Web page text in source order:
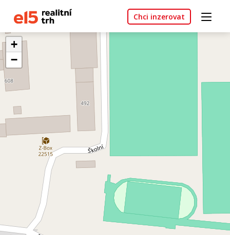
Chci inzerovat
+
−